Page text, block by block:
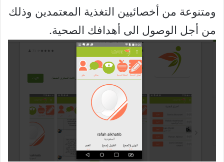
ومتنوعة من أخصائيين التغذية المعتمدين وذلك
من أجل الوصول الى أهدافك الصحية.